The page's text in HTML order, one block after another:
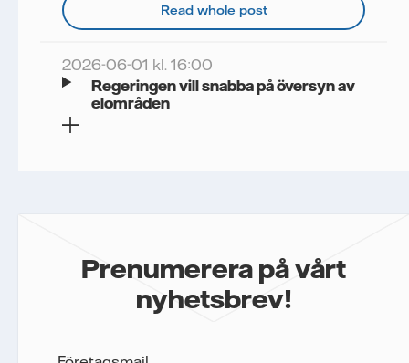
Read whole post
2026-06-01 kl. 16:00
Regeringen vill snabba på översyn av
elområden
Prenumerera på vårt
nyhetsbrev!